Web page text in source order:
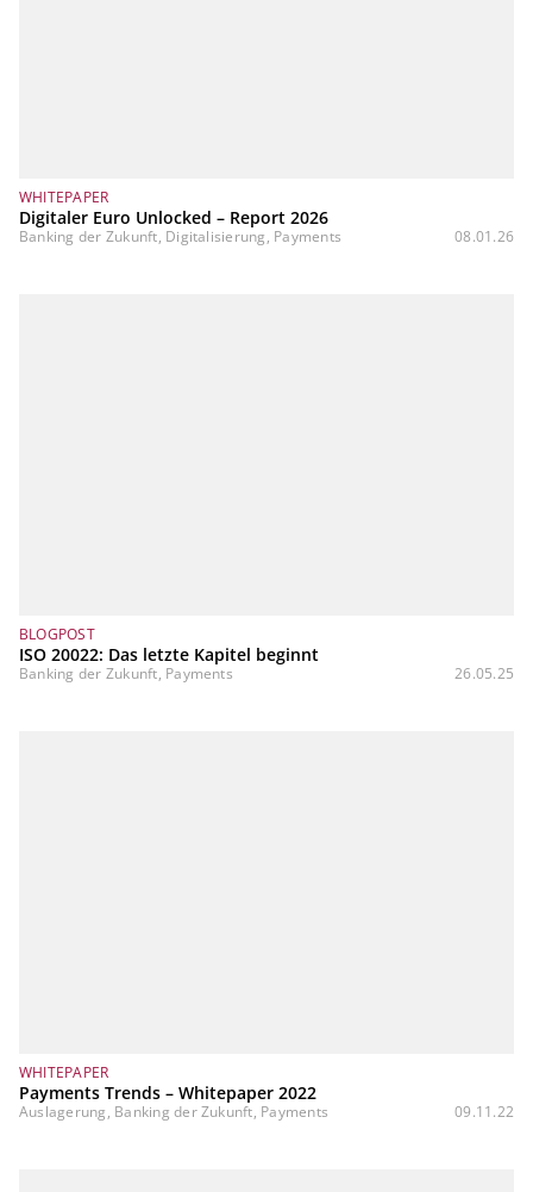
WHITEPAPER
Digitaler Euro Unlocked – Report 2026
Banking der Zukunft, Digitalisierung, Payments 08.01.26
BLOGPOST
ISO 20022: Das letzte Kapitel beginnt
Banking der Zukunft, Payments 26.05.25
WHITEPAPER
Payments Trends – Whitepaper 2022
Auslagerung, Banking der Zukunft, Payments 09.11.22